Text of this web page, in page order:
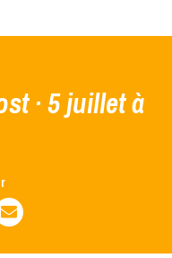
· 5 juillet à